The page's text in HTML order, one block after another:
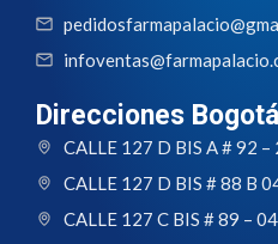
Direcciones Bogotá
CALLE 127 D BIS A # 92 –
CALLE 127 D BIS # 88 B
CALLE 127 C BIS # 89 – 04